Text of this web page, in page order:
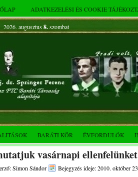
ADATKEZELÉSI ÉS COOKIE
2026. augusztus 8.szombat
BARÁTI KÖR ÉVFORDULÓK
vasárnapi
Simon Sándor Bejegyzés ideje: 2010. október